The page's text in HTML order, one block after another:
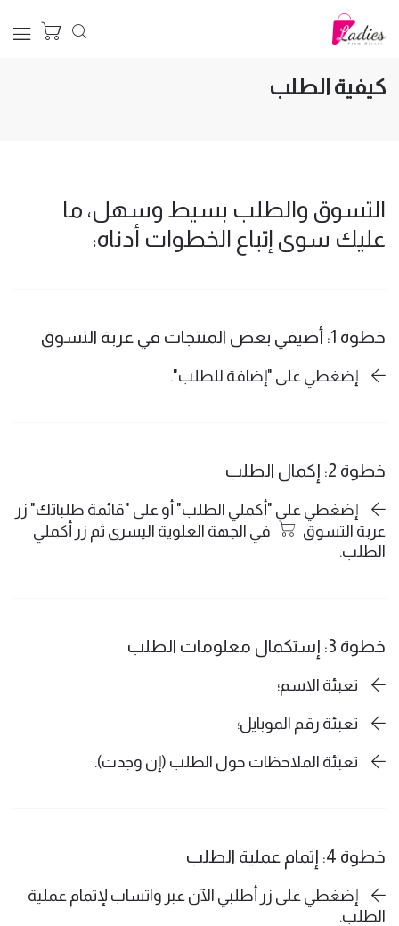
الرئيسية
كيفية الطلب
التسوق والطلب بسيط وسهل، ما
عليك سوى إتباع الخطوات أدناه:
خطوة 1: أضيفي بعض المنتجات في عربة التسوق
إضغطي على "إضافة للطلب".
خطوة 2: إكمال الطلب
إضغطي على "أكملي الطلب" أو على "قائمة طلباتك" زر
عربة التسوق
في الجهة العلوية اليسرى ثم زر أكملي
الطلب.
خطوة 3: إستكمال معلومات الطلب
تعبئة الاسم؛
تعبئة رقم الموبايل؛
تعبئة الملاحظات حول الطلب (إن وجدت).
خطوة 4: إتمام عملية الطلب
إضغطي على زر أطلبي الآن عبر واتساب لإتمام عملية
الطلب.